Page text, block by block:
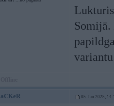
Somijā.
05. Jan 2025,